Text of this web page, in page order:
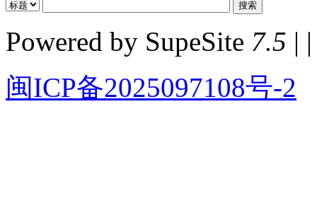
Powered by SupeSite 7.5 | |
闽ICP备2025097108号-2